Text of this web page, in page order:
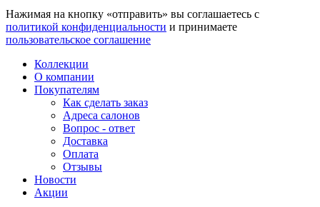
Нажимая на кнопку «отправить» вы соглашаетесь с
политикой конфиденциальности и принимаете
пользовательское соглашение
Коллекции
О компании
Покупателям
Как сделать заказ
Адреса салонов
Вопрос - ответ
Доставка
Оплата
Отзывы
Новости
Акции